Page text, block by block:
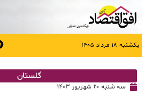
یکشنبه ۱۸ مرداد ۱۴۰۵
گلستان
سه شنبه ۲۰ شهریور ۱۴۰۳